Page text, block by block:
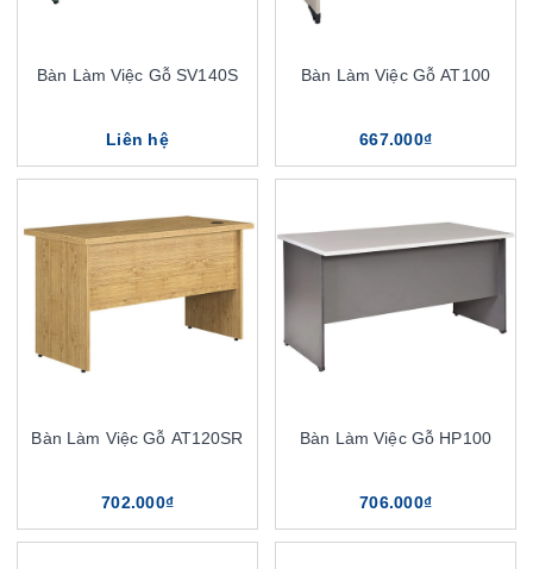
Bàn Làm Việc Gỗ SV140S
Liên hệ
Bàn Làm Việc Gỗ AT100
667.000₫
Bàn Làm Việc Gỗ AT120SR
702.000₫
Bàn Làm Việc Gỗ HP100
706.000₫